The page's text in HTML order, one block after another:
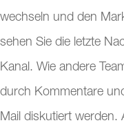
wechseln und den
sehen Sie die letzte
Kanal. Wie andere
durch Kommentare
Mail diskutiert werden.